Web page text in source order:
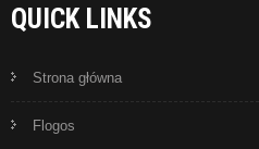
QUICK LINKS
Strona główna
Flogos